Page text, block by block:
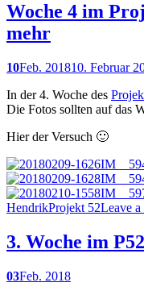
Woche 4 im
mehr
10Feb. 201810. Februar
In der 4. Woche des
Die Fotos sollten auf das
Hier der Versuch 🙂
HendrikProjekt 52Leave a
3. Woche im
03Feb. 2018